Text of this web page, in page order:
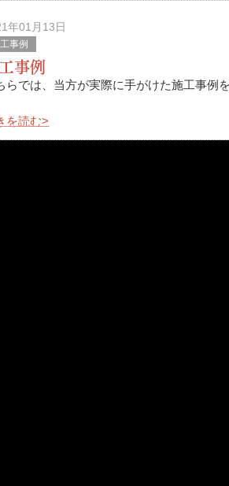
年01月13日
事例
事例
らでは、当方が実際に手がけた施工事例
を読む>